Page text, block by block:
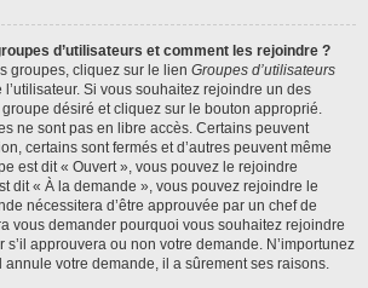
d’utilisateurs et comment les rejoindre ?
groupes, cliquez sur le lien Groupes d’utilisateurs
Si vous souhaitez rejoindre un des
désiré et cliquez sur le bouton approprié.
ne sont pas en libre accès. Certains peuvent
certains sont fermés et d’autres peuvent même
est dit « Ouvert », vous pouvez le rejoindre
dit « À la demande », vous pouvez rejoindre le
nécessitera d’être approuvée par un chef de
vous demander pourquoi vous souhaitez rejoindre
s’il approuvera ou non votre demande. N’importunez
annule votre demande, il a sûrement ses raisons.